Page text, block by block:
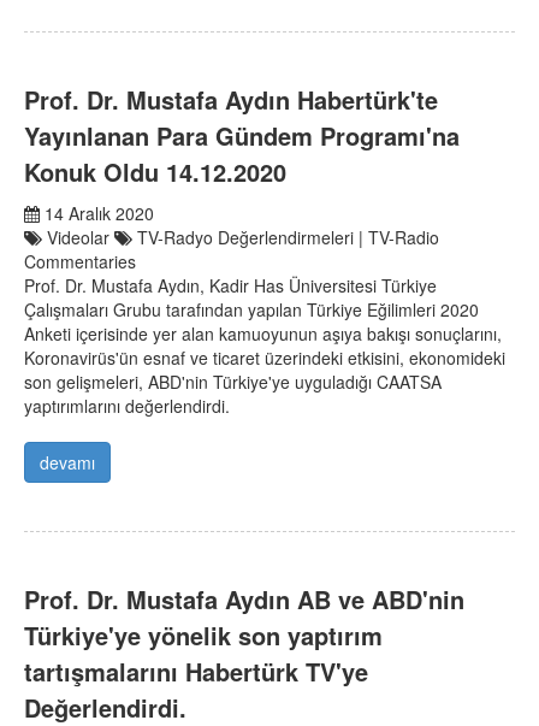
Prof. Dr. Mustafa Aydın Habertürk'te
Yayınlanan Para Gündem Programı'na
Konuk Oldu 14.12.2020
14 Aralık 2020
Videolar
TV-Radyo Değerlendirmeleri | TV-Radio
Commentaries
Prof. Dr. Mustafa Aydın, Kadir Has Üniversitesi Türkiye
Çalışmaları Grubu tarafından yapılan Türkiye Eğilimleri 2020
Anketi içerisinde yer alan kamuoyunun aşıya bakışı sonuçlarını,
Koronavirüs'ün esnaf ve ticaret üzerindeki etkisini, ekonomideki
son gelişmeleri, ABD'nin Türkiye'ye uyguladığı CAATSA
yaptırımlarını değerlendirdi.
devamı
Prof. Dr. Mustafa Aydın AB ve ABD'nin
Türkiye'ye yönelik son yaptırım
tartışmalarını Habertürk TV'ye
Değerlendirdi.